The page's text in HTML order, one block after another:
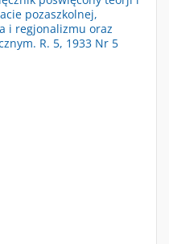
pozaszkolnej,
i regjonalizmu oraz
R. 5, 1933 Nr 5